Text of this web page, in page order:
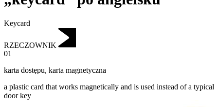
Keycard
RZECZOWNIK
01
karta dostępu, karta magnetyczna
a plastic card that works magnetically and is used instead of a typical
door key